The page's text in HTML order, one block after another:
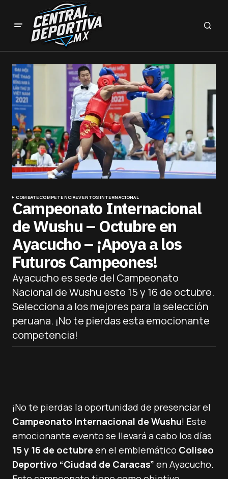
COMBATECOMPETENCIAEVENTOSINTERNACIONAL
Campeonato Internacional
de Wushu – Octubre en
Ayacucho – ¡Apoya a los
Futuros Campeones!
Ayacucho es sede del Campeonato
Nacional de Wushu este 15 y 16 de octubre.
Selecciona a los mejores para la selección
peruana. ¡No te pierdas esta emocionante
competencia!
¡No te pierdas la oportunidad de presenciar el
Campeonato Internacional de Wushu! Este
emocionante evento se llevará a cabo los días
15 y 16 de octubre en el emblemático Coliseo
Deportivo “Ciudad de Caracas” en Ayacucho.